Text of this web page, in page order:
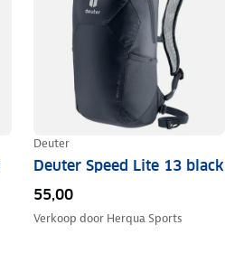
Deuter
Deuter Speed Lite 13 black
55,00
Verkoop door Herqua Sports